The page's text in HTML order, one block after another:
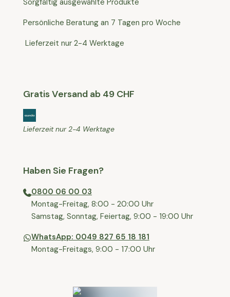
Sorgfältig ausgewählte Produkte
Persönliche Beratung an 7 Tagen pro Woche
Lieferzeit nur 2-4 Werktage
Gratis Versand ab 49 CHF
Lieferzeit nur 2-4 Werktage
Haben Sie Fragen?
0800 06 00 03
⁠Montag-Freitag, 8:00 - 20:00 Uhr
⁠Samstag, Sonntag, Feiertag, 9:00 - 19:00 Uhr
WhatsApp: 0049 827 65 18 181
Montag-Freitags, 9:00 - 17:00 Uhr